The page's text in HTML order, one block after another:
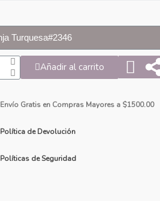
Añadir al carrito
Envío Gratis en Compras Mayores a $1500.00
Política de Devolución
Políticas de Seguridad